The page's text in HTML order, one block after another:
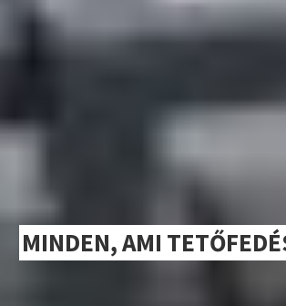
MINDEN, AMI